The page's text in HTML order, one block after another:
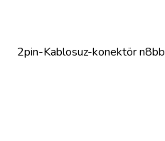
2pin-Kablosuz-konektör n8bb